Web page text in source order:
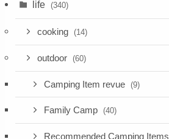
life (340)
cooking (14)
outdoor (60)
Camping Item revue (9)
Family Camp (40)
Recommended Camping Items